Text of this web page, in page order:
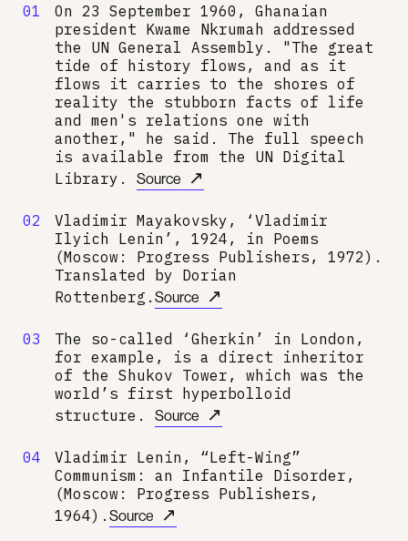
01
On 23 September 1960, Ghanaian
president Kwame Nkrumah addressed
the UN General Assembly. "The great
tide of history flows, and as it
flows it carries to the shores of
reality the stubborn facts of life
and men's relations one with
another," he said. The full speech
is available from the UN Digital
Library. Source ↗
02
Vladimir Mayakovsky, ‘Vladimir
Ilyich Lenin’, 1924, in Poems
(Moscow: Progress Publishers, 1972).
Translated by Dorian
Rottenberg. Source ↗
03
The so-called ‘Gherkin’ in London,
for example, is a direct inheritor
of the Shukov Tower, which was the
world’s first hyperbolloid
structure. Source ↗
04
Vladimir Lenin, “Left-Wing”
Communism: an Infantile Disorder,
(Moscow: Progress Publishers,
1964). Source ↗